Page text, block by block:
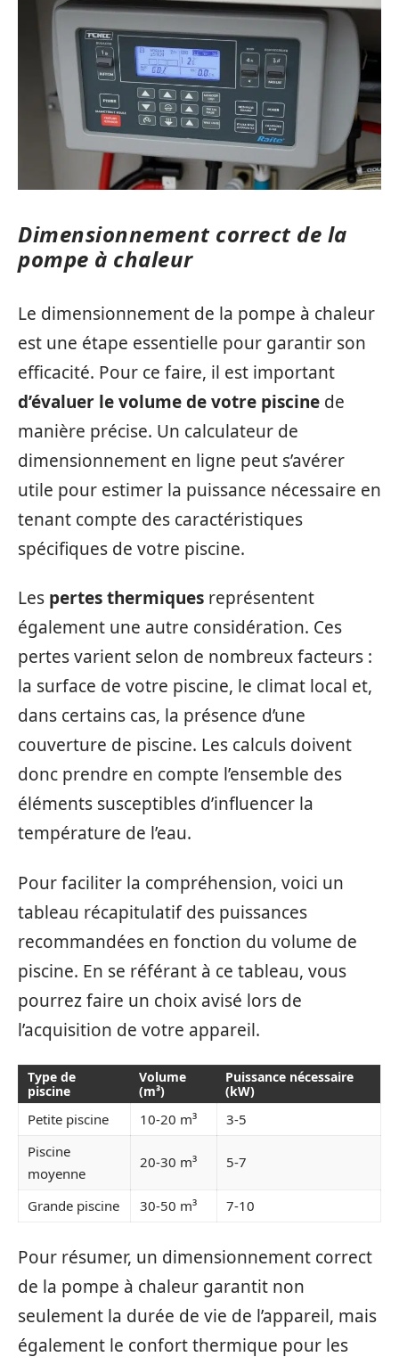
Dimensionnement correct de la
pompe à chaleur
Le dimensionnement de la pompe à chaleur
est une étape essentielle pour garantir son
efficacité. Pour ce faire, il est important
d’évaluer le volume de votre piscine de
manière précise. Un calculateur de
dimensionnement en ligne peut s’avérer
utile pour estimer la puissance nécessaire en
tenant compte des caractéristiques
spécifiques de votre piscine.
Les pertes thermiques représentent
également une autre considération. Ces
pertes varient selon de nombreux facteurs :
la surface de votre piscine, le climat local et,
dans certains cas, la présence d’une
couverture de piscine. Les calculs doivent
donc prendre en compte l’ensemble des
éléments susceptibles d’influencer la
température de l’eau.
Pour faciliter la compréhension, voici un
tableau récapitulatif des puissances
recommandées en fonction du volume de
piscine. En se référant à ce tableau, vous
pourrez faire un choix avisé lors de
l’acquisition de votre appareil.
Type de
piscine
Volume
(m³)
Puissance nécessaire
(kW)
Petite piscine 10-20 m³
3-5
Piscine
moyenne
20-30 m³ 5-7
Grande piscine 30-50 m³ 7-10
Pour résumer, un dimensionnement correct
de la pompe à chaleur garantit non
seulement la durée de vie de l’appareil, mais
également le confort thermique pour les